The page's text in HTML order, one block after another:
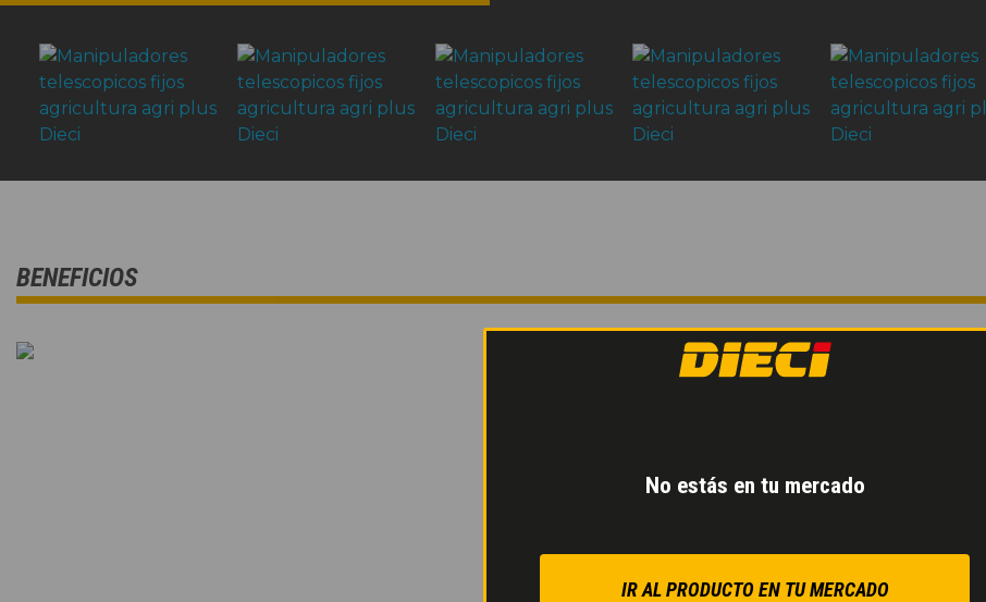
No estás en tu mercado
IR AL PRODUCTO EN TU MERCADO
BENEFICIOS
TRANSMISIÓN
Máxima potencia
cambio mecánico.
Cambio de marcha
Estas características
los trabajos con lo cual,